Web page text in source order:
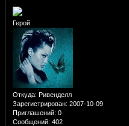
Герой
Откуда: Ривенделл
Зарегистрирован: 2007-10-09
Приглашений: 0
Сообщений: 402